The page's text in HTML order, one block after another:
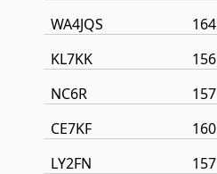
WA4JQS
164
KL7KK
156
NC6R
157
CE7KF
160
LY2FN
157